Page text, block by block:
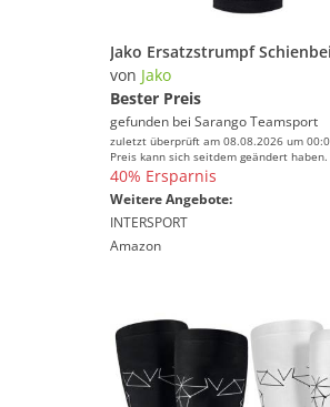
von Jako
Bester Preis
gefunden bei Sarango Teamsport
zuletzt überprüft am 08.08.2026 um
Preis kann sich seitdem geändert haben.
40% Ersparnis
Weitere Angebote:
INTERSPORT
Amazon